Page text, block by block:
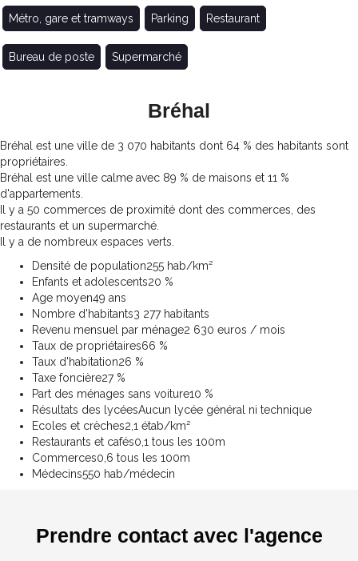
Métro, gare et tramways Parking Restaurant
Bureau de poste Supermarché
Bréhal
Bréhal est une ville de 3 070 habitants dont 64 % des habitants sont
propriétaires.
Bréhal est une ville calme avec 89 % de maisons et 11 %
d'appartements.
Il y a 50 commerces de proximité dont des commerces, des
restaurants et un supermarché.
Il y a de nombreux espaces verts.
Densité de population255 hab/km²
Enfants et adolescents20 %
Age moyen49 ans
Nombre d'habitants3 277 habitants
Revenu mensuel par ménage2 630 euros / mois
Taux de propriétaires66 %
Taux d'habitation26 %
Taxe foncière27 %
Part des ménages sans voiture10 %
Résultats des lycéesAucun lycée général ni technique
Ecoles et crèches2,1 étab/km²
Restaurants et cafés0,1 tous les 100m
Commerces0,6 tous les 100m
Médecins550 hab/médecin
Prendre contact avec l'agence